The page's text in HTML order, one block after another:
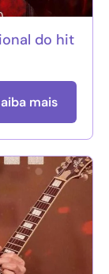
do hit
mais